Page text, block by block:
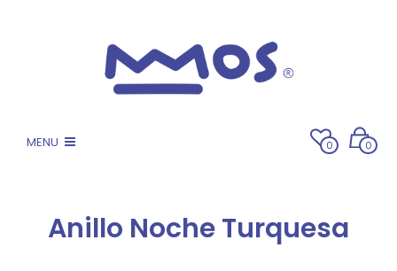
MENU 0 0
Anillo Noche Turquesa